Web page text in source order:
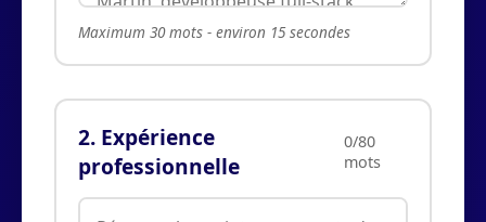
Maximum 30 mots - environ 15 secondes
2. Expérience
professionnelle
0/80
mots